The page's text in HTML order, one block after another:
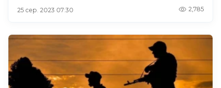
25 сер. 2023 07:30 2,785